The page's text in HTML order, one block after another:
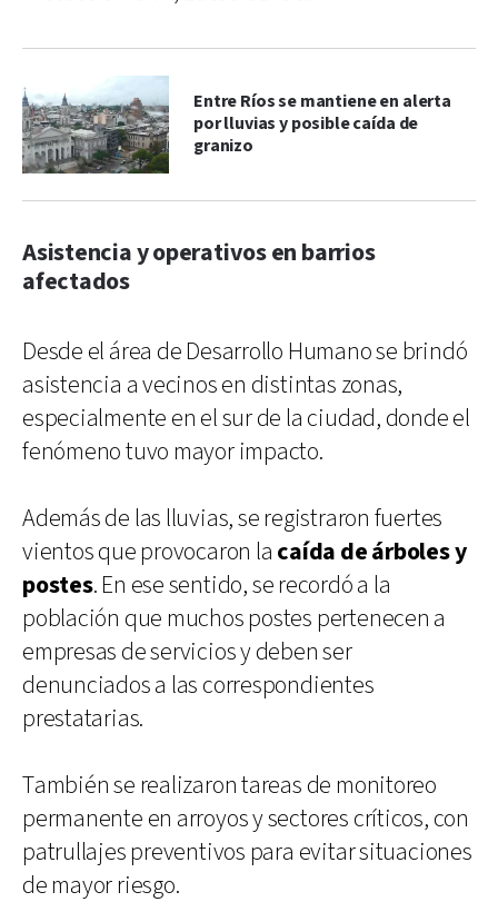
Entre Ríos se mantiene en alerta
por lluvias y posible caída de
granizo
Asistencia y operativos en barrios
afectados
Desde el área de Desarrollo Humano se brindó
asistencia a vecinos en distintas zonas,
especialmente en el sur de la ciudad, donde el
fenómeno tuvo mayor impacto.
Además de las lluvias, se registraron fuertes
vientos que provocaron la caída de árboles y
postes. En ese sentido, se recordó a la
población que muchos postes pertenecen a
empresas de servicios y deben ser
denunciados a las correspondientes
prestatarias.
También se realizaron tareas de monitoreo
permanente en arroyos y sectores críticos, con
patrullajes preventivos para evitar situaciones
de mayor riesgo.